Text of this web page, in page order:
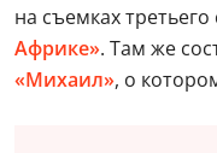
на съемках
Африке». Там же
«Михаил», о